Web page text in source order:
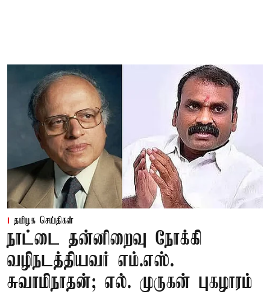
தமிழக செய்திகள்
நாட்டை தன்னிறைவு நோக்கி
வழிநடத்தியவர் எம்.எஸ்.
சுவாமிநாதன்; எல். முருகன் புகழாரம்